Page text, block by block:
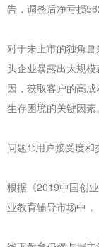
告，调整后净亏损
对于未上市的独角
头企业暴露出大规
因，获取客户的高
生存困境的关键因素。
问题1:用户接受度和
根据《2019中国创
业教育辅导市场中，